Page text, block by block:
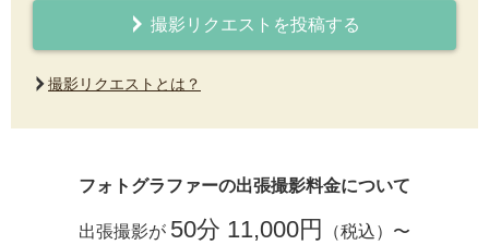
撮影リクエストを投稿する
撮影リクエストとは？
フォトグラファーの出張撮影料金について
出張撮影が 50分 11,000円
（税込）〜